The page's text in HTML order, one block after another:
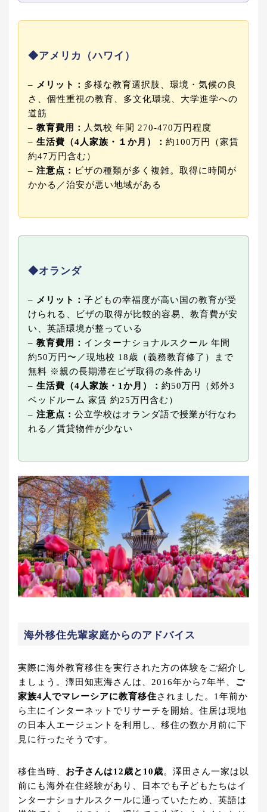
◆アメリカ（ハワイ）
– メリット： 多様な教育選択肢、環境・気候の良
さ、個性重視の教育、多文化環境、大学進学への
道筋
– 教育費用：
人気校 年間 270-470万円程度
– 生活費（4人家族・１か月）： 約100万円（家賃
約47万円含む）
– 注意点： ビザの種類が多く複雑。取得に時間が
かかる／治安が悪い地域がある
◆オランダ
– メリット： 子どもの幸福度が高い国の教育が受
けられる、ビザの取得が比較的容易、教育費が安
い、英語環境が整っている
– 教育費用： インターナショナルスクール 年間
約50万円〜／現地校 18歳（義務教育修了）まで
無料 ※親の長期滞在ビザ取得の条件あり
– 生活費（4人家族・1か月）： 約50万円（郊外3
ベッドルーム 家賃 約25万円含む）
– 注意点： 公立学校はオランダ語で授業が行なわ
れる／賃貸物件が少ない
海外移住先輩家庭からのアドバイス
実際に海外教育移住を実行された方の体験をご紹介し
ましょう。澤田知恵海さんは、2016年から7年半、 ご
家族4人でマレーシアに教育移住されました。1年前か
ら主にインターネットでリサーチを開始。住居は現地
の日本人エージェントを利用し、移住の数か月前に下
見に行ったそうです。
移住当時、 お子さんは12歳と10歳。澤田さん一家は以
前にも海外在住経験があり、日本でも子どもたちはイ
ンターナショナルスクールに通っていたため、英語は